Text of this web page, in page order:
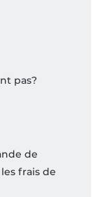
pas?
de
frais de